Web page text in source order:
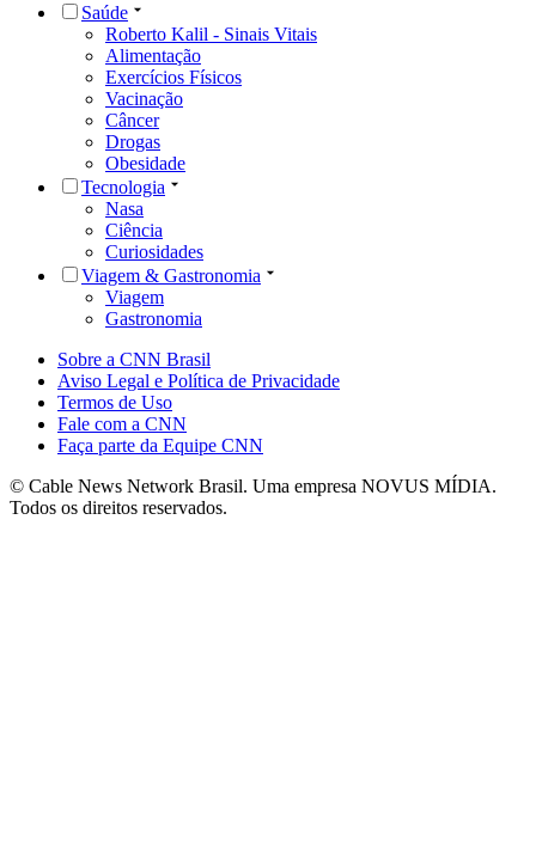
Saúde
Roberto Kalil - Sinais Vitais
Alimentação
Exercícios Físicos
Vacinação
Câncer
Drogas
Obesidade
Tecnologia
Nasa
Ciência
Curiosidades
Viagem & Gastronomia
Viagem
Gastronomia
Sobre a CNN Brasil
Aviso Legal e Política de Privacidade
Termos de Uso
Fale com a CNN
Faça parte da Equipe CNN
© Cable News Network Brasil. Uma empresa NOVUS MÍDIA.
Todos os direitos reservados.